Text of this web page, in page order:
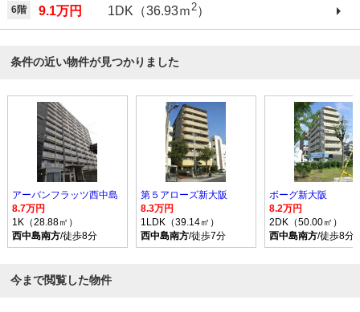
6階 9.1万円 1DK（36.93ｍ2）
条件の近い物件が見つかりました
アーバンフラッツ西中島
8.7万円
1K（28.88㎡）
西中島南方/徒歩8分
第５アローズ新大阪
8.3万円
1LDK（39.14㎡）
西中島南方/徒歩7分
ボーグ新大阪
8.2万円
2DK（50.00㎡）
西中島南方/徒歩8分
今まで閲覧した物件